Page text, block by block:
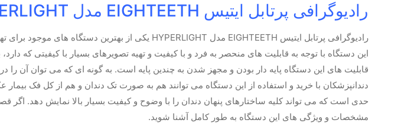
رادیوگرافی پرتابل ایتیس EIGHTEETH مدل HYPERLIGHT
رادیوگرافی پرتابل ایتیس EIGHTEETH مدل HYPERLIGHT یکی از بهترین دستگاه های موجود برای تهیه عکس ها و تصویر برداری سه بعدی، رنگی و حتی امکان بزرگنمایی کردن است.
این دستگاه با توجه به قابلیت های منحصر به فرد و با کیفیت و تهیه تصویرهای بسیار با کیفیتی که
قابلیت های این دستگاه پایه دار بودن و مجهز شدن به چندین پایه است. به گونه ای که می توان آن را
حدی است که می تواند کلیه ساختارهای پنهان دندان را با وضوح و کیفیت بسیار بالا نمایش دهد. اگر
مشخصات و ویژگی های این دستگاه به طور کامل آشنا شوید.